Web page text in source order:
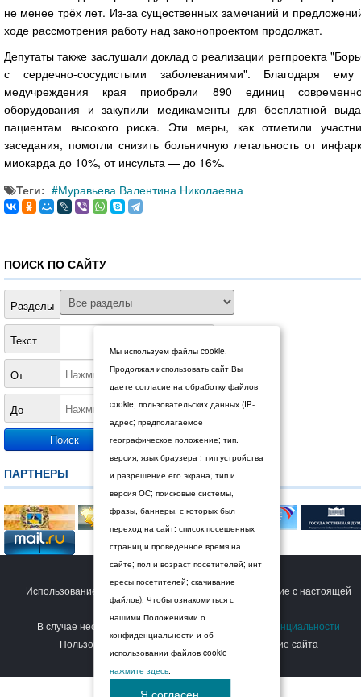
не менее трёх лет. Из-за существенных замечаний и
ходе рассмотрения работу над законопроектом продолжат.
Депутаты также заслушали доклад о реализации регпроекта
с сердечно-сосудистыми заболеваниями". Благодаря
медучреждения края приобрели 890 единиц
оборудования и закупили медикаменты для бесплатной
пациентам высокого риска. Эти меры, как отметили
заседания, помогли снизить больничную летальность от
миокарда до 10%, от инсульта — до 16%.
Теги:
Муравьева Валентина Николаевна
ПОИСК ПО САЙТУ
Разделы
Текст
От
До
ПАРТНЕРЫ
© 2026 Дума Ставропольского края.
Использование сайта Пользователем означает согласие с настоящей
Политикой конфиденциальности
В случае несогласия с условиями
Политики конфиденциальности
Пользователь должен прекратить использование сайта
Мы используем файлы cookie.
Продолжая использовать сайт Вы
даете согласие на обработку файлов
cookie, пользовательских данных (IP-
адрес; предполагаемое
географическое положение; тип.
версия, язык браузера : тип устройства
и разрешение его экрана; тип и
версия ОС; поисковые системы,
фразы, баннеры, с которых был
переход на сайт: список посещенных
страниц и проведенное время на
сайте; пол и возраст посетителей; инт
ересы посетителей; скачивание
файлов). Чтобы ознакомиться с
нашими Положениями о
конфиденциальности и об
использовании файлов cookie
нажмите здесь.
Я согласен